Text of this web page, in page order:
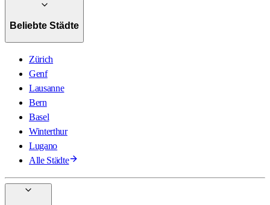
Beliebte Städte
Zürich
Genf
Lausanne
Bern
Basel
Winterthur
Lugano
Alle Städte